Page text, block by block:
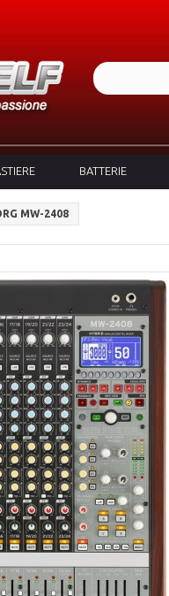
BATTERIE
MW-2408